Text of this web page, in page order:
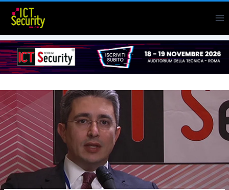
Salta
contenuto